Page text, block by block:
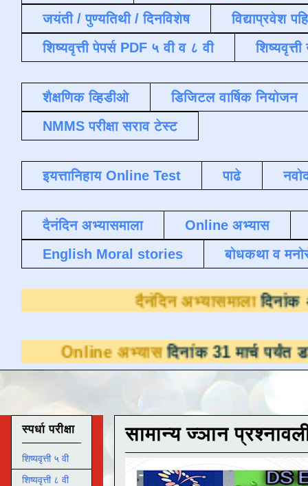
जयंती / पुण्यतिथी / दिनविशेष
विद्याप्रवेश
शिष्यवृत्ती पेपर्स PDF ५ वी व ८ वी
शैक्षणिक व्हिडीओ
डिजिटल वार्षिक नियोजन
NMMS परीक्षा सराव टेस्ट
इयत्तानिहाय Online Test पाढे
दैनंदिन अभ्यासमाला
Online अभ्यास
English Moral stories
बोधकथा व
दैनंदिन
अभ्यासदिनांक 31 मार्च पर्यंत डाउनलोडसाठी
सामान्य ज्ञान
स्पर्धा परीक्षा
शिष्यवृत्ती ५ वी
शिष्यवृत्ती ८ वी